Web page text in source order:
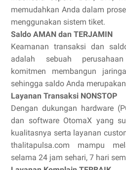
memudahkan Anda dalam
menggunakan sistem tiket.
Saldo AMAN dan TERJAMIN
Keamanan transaksi dan
adalah sebuah
komitmen membangun
sehingga saldo Anda
Layanan Transaksi NONSTOP
Dengan dukungan hardware
dan software OtomaX yang
kualitasnya serta layanan
thalitapulsa.com mampu
selama 24 jam sehari, 7 hari